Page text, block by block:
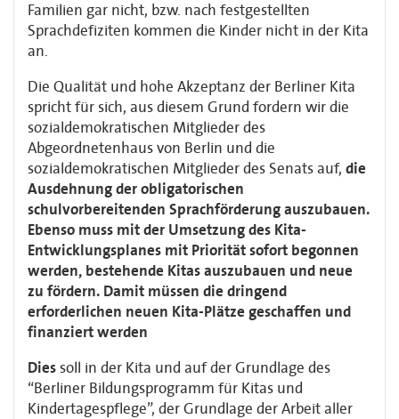
Familien gar nicht, bzw. nach festgestellten
Sprachdefiziten kommen die Kinder nicht in der Kita
an.
Die Qualität und hohe Akzeptanz der Berliner Kita
spricht für sich, aus diesem Grund fordern wir die
sozialdemokratischen Mitglieder des
Abgeordnetenhaus von Berlin und die
sozialdemokratischen Mitglieder des Senats auf, die
Ausdehnung der obligatorischen
schulvorbereitenden Sprachförderung auszubauen.
Ebenso muss mit der Umsetzung des Kita-
Entwicklungsplanes mit Priorität sofort begonnen
werden, bestehende Kitas auszubauen und neue
zu fördern. Damit müssen die dringend
erforderlichen neuen Kita-Plätze geschaffen und
finanziert werden
Dies soll in der Kita und auf der Grundlage des
“Berliner Bildungsprogramm für Kitas und
Kindertagespflege”, der Grundlage der Arbeit aller